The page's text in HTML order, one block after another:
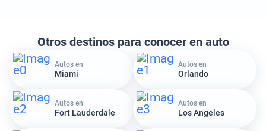
Otros destinos para conocer en auto
Autos en
Miami
Autos en
Orlando
Autos en
Fort Lauderdale
Autos en
Los Angeles